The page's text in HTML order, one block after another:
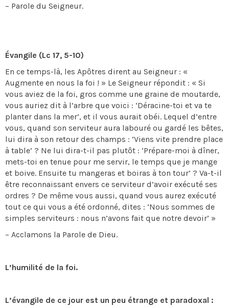
– Parole du Seigneur.
Évangile (Lc 17, 5-10)
En ce temps-là, les Apôtres dirent au Seigneur : «
Augmente en nous la foi ! » Le Seigneur répondit : « Si
vous aviez de la foi, gros comme une graine de moutarde,
vous auriez dit à l’arbre que voici : ‘Déracine-toi et va te
planter dans la mer’, et il vous aurait obéi. Lequel d’entre
vous, quand son serviteur aura labouré ou gardé les bêtes,
lui dira à son retour des champs : ‘Viens vite prendre place
à table’ ? Ne lui dira-t-il pas plutôt : ‘Prépare-moi à dîner,
mets-toi en tenue pour me servir, le temps que je mange
et boive. Ensuite tu mangeras et boiras à ton tour’ ? Va-t-il
être reconnaissant envers ce serviteur d’avoir exécuté ses
ordres ? De même vous aussi, quand vous aurez exécuté
tout ce qui vous a été ordonné, dites : ‘Nous sommes de
simples serviteurs : nous n’avons fait que notre devoir’ »
– Acclamons la Parole de Dieu.
L’humilité de la foi.
L’évangile de ce jour est un peu étrange et paradoxal :